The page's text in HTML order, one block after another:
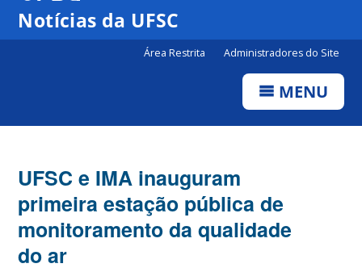
Notícias da UFSC
Área Restrita Administradores do Site
MENU
UFSC e IMA inauguram
primeira estação pública de
monitoramento da qualidade
do ar